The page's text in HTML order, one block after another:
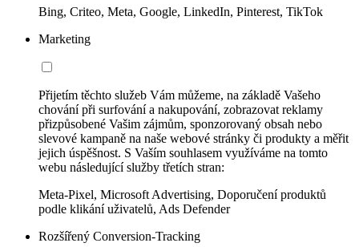
Bing, Criteo, Meta, Google, LinkedIn, Pinterest, TikTok
Marketing
Přijetím těchto služeb Vám můžeme, na základě Vašeho
chování při surfování a nakupování, zobrazovat reklamy
přizpůsobené Vašim zájmům, sponzorovaný obsah nebo
slevové kampaně na naše webové stránky či produkty a měřit
jejich úspěšnost. S Vaším souhlasem využíváme na tomto
webu následující služby třetích stran:
Meta-Pixel, Microsoft Advertising, Doporučení produktů
podle klikání uživatelů, Ads Defender
Rozšířený Conversion-Tracking